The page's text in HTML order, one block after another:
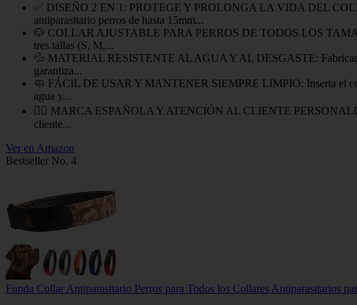
✅ DISEÑO 2 EN 1: PROTEGE Y PROLONGA LA VIDA DEL
antiparasitario perros de hasta 15mm...
🐶 COLLAR AJUSTABLE PARA PERROS DE TODOS LOS
tres tallas (S, M,...
💦 MATERIAL RESISTENTE AL AGUA Y AL DESGASTE:
garantiza...
🧼 FÁCIL DE USAR Y MANTENER SIEMPRE LIMPIO: Inserta el
agua y...
🙋‍♀️ MARCA ESPAÑOLA Y ATENCIÓN AL CLIENTE
cliente...
Ver en Amazon
Bestseller No. 4
Funda Collar Antiparasitario Perros para Todos los Collares Antiparasitarios